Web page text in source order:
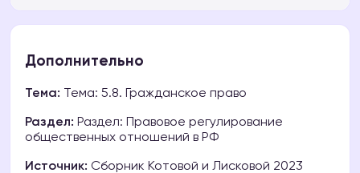
Дополнительно
Тема: Тема: 5.8. Гражданское право
Раздел: Раздел: Правовое регулирование
общественных отношений в РФ
Источник: Сборник Котовой и Лисковой 2023